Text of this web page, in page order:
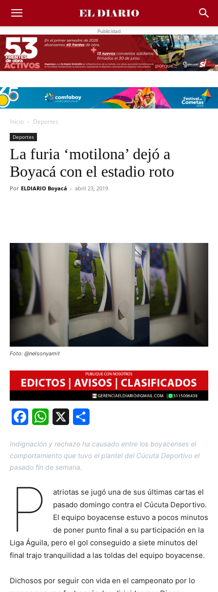
Publicidad
Inicio Deportes
Deportes
La furia ‘motilona’ dejó a
Boyacá con el estadio roto
Por ELDIARIO Boyacá - abril 23, 2019
Foto: @nelsonyamit
FacebookWhatsApp
Indignación y rechazo ha causado entre los boyacenses el
comportamiento que tuvo el plantel del Cúcuta Deportivo el
pasado fin de semana.
P
atriotas se jugó una de sus últimas cartas el
pasado domingo contra el Cúcuta Deportivo.
El equipo boyacense estuvo a pocos minutos
de poner punto final a su participación en la
Liga Águila, pero el gol conseguido a siete minutos del
final trajo tranquilidad a las toldas del equipo boyacense.
Dichosos por seguir con vida en el campeonato por lo